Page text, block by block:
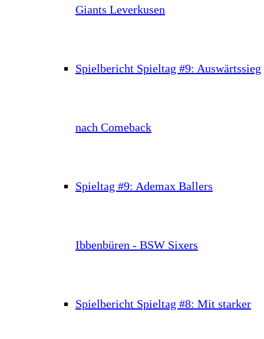
Giants Leverkusen
Spielbericht Spieltag #9: Auswärtssieg
nach Comeback
Spieltag #9: Ademax Ballers
Ibbenbüren - BSW Sixers
Spielbericht Spieltag #8: Mit starker